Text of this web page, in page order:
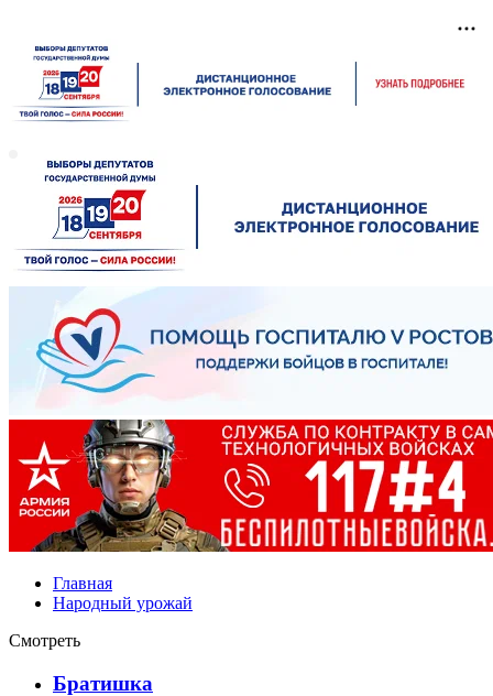
Главная
Народный урожай
Смотреть
Братишка